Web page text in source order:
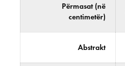
Përmasat (në
centimetër)
Abstrakt